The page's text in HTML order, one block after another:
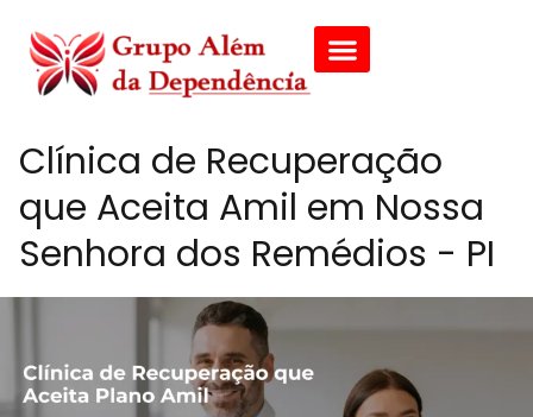
Clínica de Recuperação
que Aceita Amil em Nossa
Senhora dos Remédios - PI